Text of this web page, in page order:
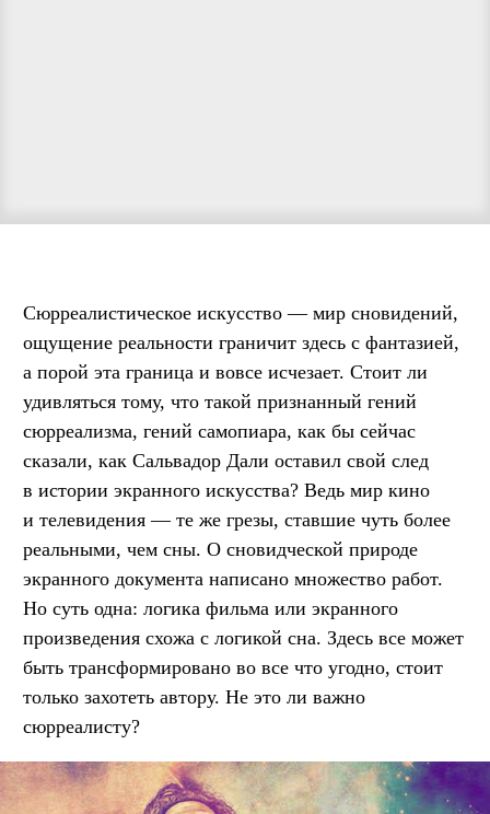
Сюрреалистическое искусство — мир сновидений,
ощущение реальности граничит здесь с фантазией,
а порой эта граница и вовсе исчезает. Стоит ли
удивляться тому, что такой признанный гений
сюрреализма, гений самопиара, как бы сейчас
сказали, как Сальвадор Дали оставил свой след
в истории экранного искусства? Ведь мир кино
и телевидения — те же грезы, ставшие чуть более
реальными, чем сны. О сновидческой природе
экранного документа написано множество работ.
Но суть одна: логика фильма или экранного
произведения схожа с логикой сна. Здесь все может
быть трансформировано во все что угодно, стоит
только захотеть автору. Не это ли важно
сюрреалисту?